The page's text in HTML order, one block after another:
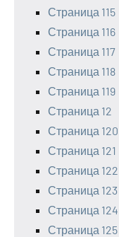
Страница 115
Страница 116
Страница 117
Страница 118
Страница 119
Страница 12
Страница 120
Страница 121
Страница 122
Страница 123
Страница 124
Страница 125